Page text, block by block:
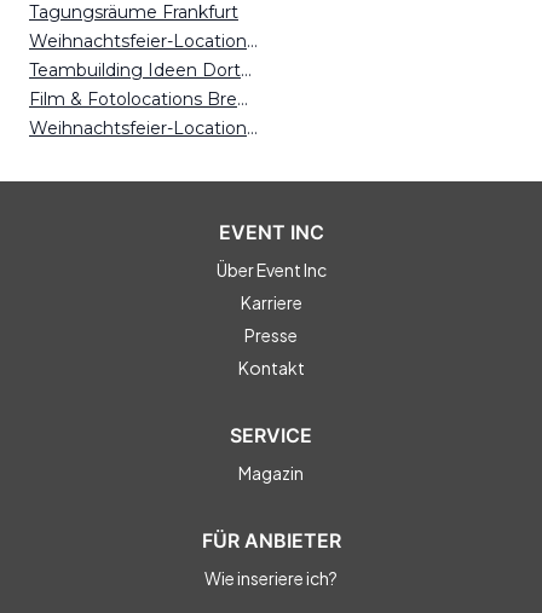
Tagungsräume Frankfurt
Weihnachtsfeier-Locations Mainz
Teambuilding Ideen Dortmund
Film & Fotolocations Bremen
Weihnachtsfeier-Locations Krefeld
EVENT INC
Über Event Inc
Karriere
Presse
Kontakt
SERVICE
Magazin
FÜR ANBIETER
Wie inseriere ich?